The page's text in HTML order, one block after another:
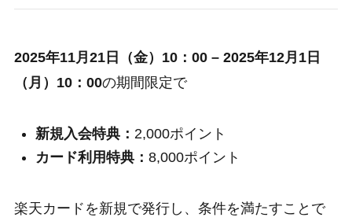
2025年11月21日（金）10：00 – 2025年12月1日
（月）10：00の期間限定で
新規入会特典： 2,000ポイント
カード利用特典： 8,000ポイント
楽天カードを新規で発行し、条件を満たすことで